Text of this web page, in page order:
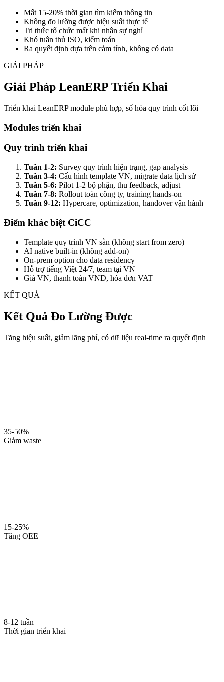
Mất 15-20% thời gian tìm kiếm thông tin
Không đo lường được hiệu suất thực tế
Tri thức tổ chức mất khi nhân sự nghỉ
Khó tuân thủ ISO, kiểm toán
Ra quyết định dựa trên cảm tính, không có data
GIẢI PHÁP
Giải Pháp LeanERP Triển Khai
Triển khai LeanERP module phù hợp, số hóa quy trình cốt lõi
Modules triển khai
Quy trình triển khai
Tuần 1-2: Survey quy trình hiện trạng, gap analysis
Tuần 3-4: Cấu hình template VN, migrate data lịch sử
Tuần 5-6: Pilot 1-2 bộ phận, thu feedback, adjust
Tuần 7-8: Rollout toàn công ty, training hands-on
Tuần 9-12: Hypercare, optimization, handover vận hành
Điểm khác biệt CiCC
Template quy trình VN sẵn (không start from zero)
AI native built-in (không add-on)
On-prem option cho data residency
Hỗ trợ tiếng Việt 24/7, team tại VN
Giá VN, thanh toán VND, hóa đơn VAT
KẾT QUẢ
Kết Quả Đo Lường Được
Tăng hiệu suất, giảm lãng phí, có dữ liệu real-time ra quyết định
35-50%
Giảm waste
15-25%
Tăng OEE
8-12 tuần
Thời gian triển khai